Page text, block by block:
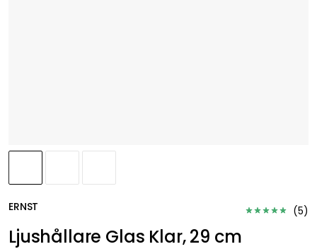
ERNST (5)
Ljushållare Glas Klar, 29 cm